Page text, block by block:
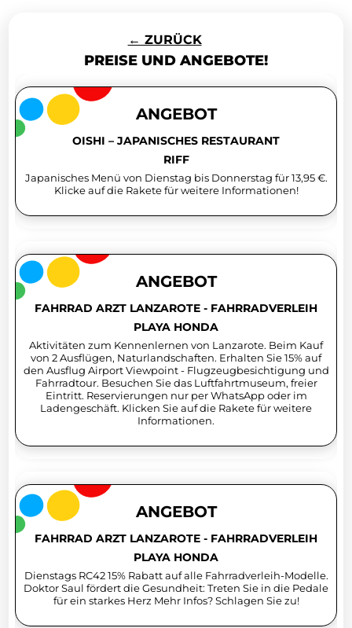
← ZURÜCK
PREISE UND ANGEBOTE!
ANGEBOT
OISHI – JAPANISCHES RESTAURANT
RIFF
Japanisches Menü von Dienstag bis Donnerstag für 13,95 €.
Klicke auf die Rakete für weitere Informationen!
ANGEBOT
FAHRRAD ARZT LANZAROTE - FAHRRADVERLEIH
PLAYA HONDA
Aktivitäten zum Kennenlernen von Lanzarote. Beim Kauf
von 2 Ausflügen, Naturlandschaften. Erhalten Sie 15% auf
den Ausflug Airport Viewpoint - Flugzeugbesichtigung und
Fahrradtour. Besuchen Sie das Luftfahrtmuseum, freier
Eintritt. Reservierungen nur per WhatsApp oder im
Ladengeschäft. Klicken Sie auf die Rakete für weitere
Informationen.
ANGEBOT
FAHRRAD ARZT LANZAROTE - FAHRRADVERLEIH
PLAYA HONDA
Dienstags RC42 15% Rabatt auf alle Fahrradverleih-Modelle.
Doktor Saul fördert die Gesundheit: Treten Sie in die Pedale
für ein starkes Herz Mehr Infos? Schlagen Sie zu!